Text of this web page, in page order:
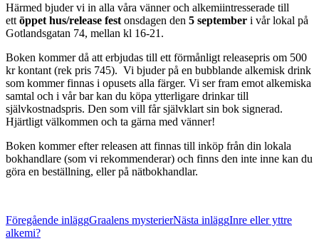
Härmed bjuder vi in alla våra vänner och alkemiintresserade till
ett öppet hus/release fest onsdagen den 5 september i vår lokal på
Gotlandsgatan 74, mellan kl 16-21.
Boken kommer då att erbjudas till ett förmånligt releasepris om 500
kr kontant (rek pris 745). Vi bjuder på en bubblande alkemisk drink
som kommer finnas i opusets alla färger. Vi ser fram emot alkemiska
samtal och i vår bar kan du köpa ytterligare drinkar till
självkostnadspris. Den som vill får självklart sin bok signerad.
Hjärtligt välkommen och ta gärna med vänner!
Boken kommer efter releasen att finnas till inköp från din lokala
bokhandlare (som vi rekommenderar) och finns den inte inne kan du
göra en beställning, eller på nätbokhandlar.
Inläggsnavigering
Föregående inläggGraalens mysterierNästa inläggInre eller yttre
alkemi?